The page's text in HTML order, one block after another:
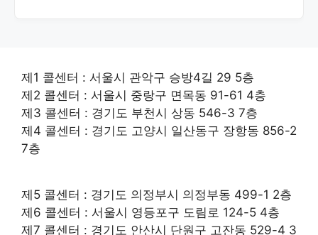
제1 콜센터 : 서울시 관악구 승방4길 29 5층
제2 콜센터 : 서울시 중랑구 면목동 91-61 4층
제3 콜센터 : 경기도 부천시 상동 546-3 7층
제4 콜센터 : 경기도 고양시 일산동구 장항동 856-2
7층
제5 콜센터 : 경기도 의정부시 의정부동 499-1 2층
제6 콜센터 : 서울시 영등포구 도림로 124-5 4층
제7 콜센터 : 경기도 안산시 단원구 고잔동 529-4 3